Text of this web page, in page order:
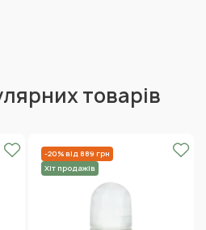
товарів
-20% від 889 грн
Хіт продажів